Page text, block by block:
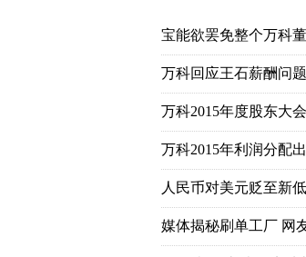
宝能欲罢免整个万科
万科回应王石薪酬问
万科2015年度股东大
万科2015年利润分配
人民币对美元贬至新
媒体揭秘刷单工厂 网